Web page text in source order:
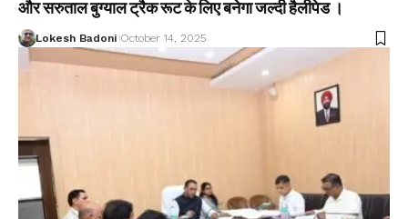
और सरुताल बुग्याल ट्रैक रूट के लिए बनेगा जल्दी हैलीपेड ।
Lokesh Badoni October 14, 2025